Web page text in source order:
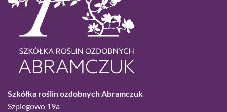
Szkółka roślin ozdobnych Abramczuk
Szpiegowo 19a